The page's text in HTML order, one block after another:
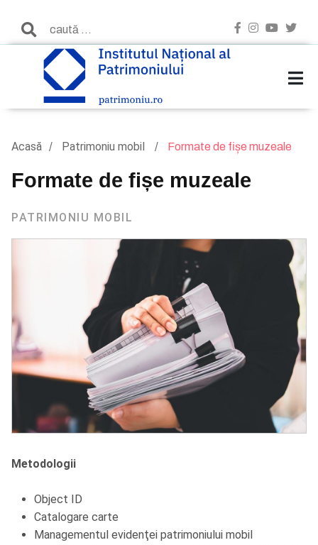
Acasă Patrimoniu mobil Formate de fișe muzeale
Formate de fișe muzeale
PATRIMONIU MOBIL
Metodologii
Object ID
Catalogare carte
Managementul evidenţei patrimoniului mobil